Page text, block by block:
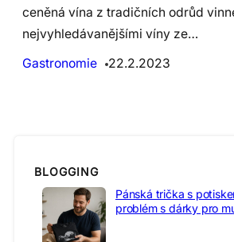
ceněná vína z tradičních odrůd
nejvyhledávanějšími víny ze…
Gastronomie
22.2.2023
BLOGGING
Pánská trička s
problém s dárky pro